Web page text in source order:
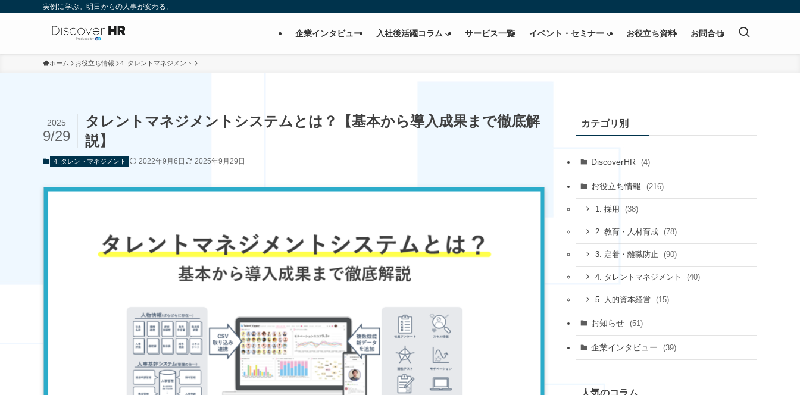
実例に学ぶ。明日からの人事が変わる。
企業インタビュー 入社後活躍コラム サービス一覧 イベント・セミナー お役立ち資料 お問合せ
ホーム お役立ち情報 4. タレントマネジメント
タレントマネジメントシステムとは？【基本から導入成果まで徹底解
説】
2025
9/29
4. タレントマネジメント 2022年9月6日 2025年9月29日
カテゴリ別
DiscoverHR (4)
お役立ち情報 (216)
1. 採用 (38)
2. 教育・人材育成 (78)
3. 定着・離職防止 (90)
4. タレントマネジメント (40)
5. 人的資本経営 (15)
お知らせ (51)
企業インタビュー (39)